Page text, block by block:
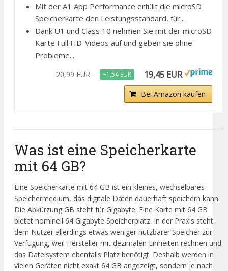
Mit der A1 App Performance erfüllt die microSD
Speicherkarte den Leistungsstandard, für...
Dank U1 und Class 10 nehmen Sie mit der microSD
Karte Full HD-Videos auf und geben sie ohne
Probleme...
20,99 EUR −1,54 EUR 19,45 EUR
Bei Amazon kaufen
Was ist eine Speicherkarte
mit 64 GB?
Eine Speicherkarte mit 64 GB ist ein kleines, wechselbares
Speichermedium, das digitale Daten dauerhaft speichern kann.
Die Abkürzung GB steht für Gigabyte. Eine Karte mit 64 GB
bietet nominell 64 Gigabyte Speicherplatz. In der Praxis steht
dem Nutzer allerdings etwas weniger nutzbarer Speicher zur
Verfügung, weil Hersteller mit dezimalen Einheiten rechnen und
das Dateisystem ebenfalls Platz benötigt. Deshalb werden in
vielen Geräten nicht exakt 64 GB angezeigt, sondern je nach